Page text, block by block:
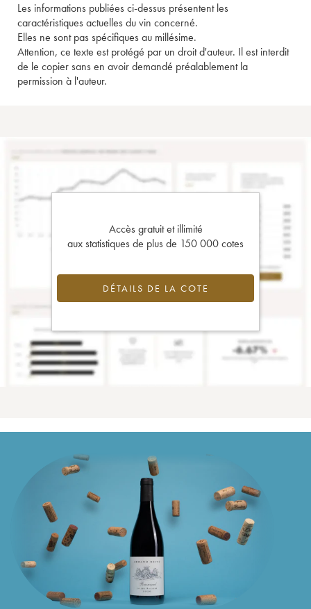
Les informations publiées ci-dessus présentent les
caractéristiques actuelles du vin concerné.
Elles ne sont pas spécifiques au millésime.
Attention, ce texte est protégé par un droit d'auteur. Il est interdit
de le copier sans en avoir demandé préalablement la
permission à l'auteur.
Accès gratuit et illimité
aux statistiques de plus de 150 000 cotes
DÉTAILS DE LA COTE